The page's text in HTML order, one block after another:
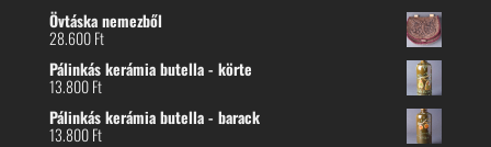
Övtáska nemezből
28.600Ft
Pálinkás kerámia butella - körte
13.800Ft
Pálinkás kerámia butella - barack
13.800Ft